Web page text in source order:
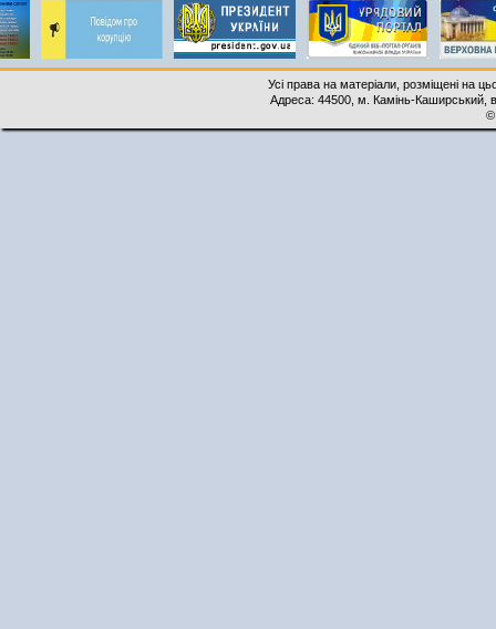
Усі права на матеріали, розміщені на
Адреса: 44500, м. Камінь-Каширський,
©